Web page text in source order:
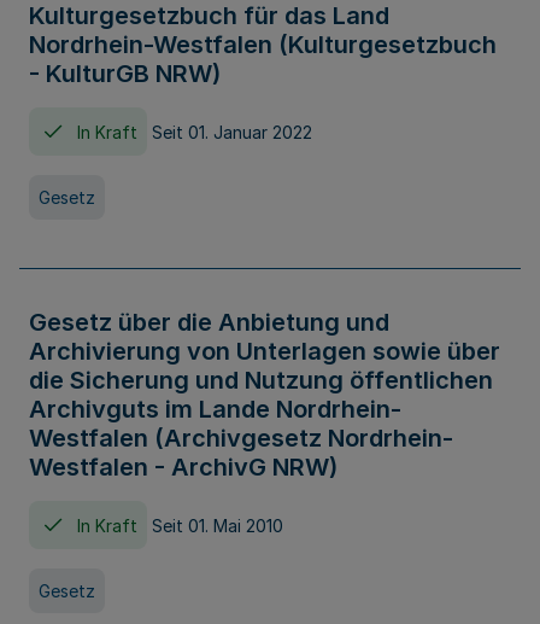
Kulturgesetzbuch für das Land
Nordrhein-Westfalen (Kulturgesetzbuch
- KulturGB NRW)
In Kraft Seit 01. Januar 2022
Gesetz
Gesetz über die Anbietung und
Archivierung von Unterlagen sowie über
die Sicherung und Nutzung öffentlichen
Archivguts im Lande Nordrhein-
Westfalen (Archivgesetz Nordrhein-
Westfalen - ArchivG NRW)
In Kraft Seit 01. Mai 2010
Gesetz